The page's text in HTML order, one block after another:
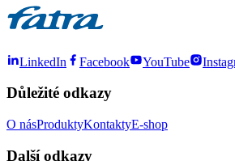
LinkedIn Facebook YouTube
Důležité odkazy
O násProduktyKontaktyE-shop
Další odkazy